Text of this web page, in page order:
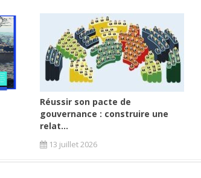
Réussir son pacte de
gouvernance : construire une
relat...
13 juillet 2026